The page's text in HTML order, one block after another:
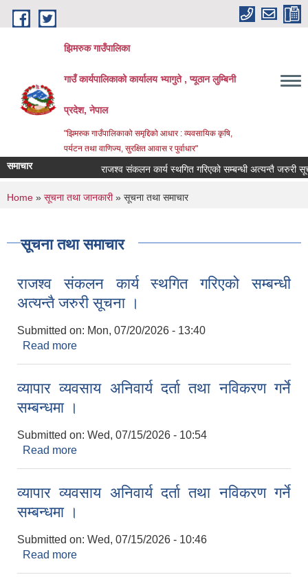
Skip to main content
झिमरुक गाउँपालिका
गाउँ कार्यपालिकाको कार्यालय भ्यागुते , प्यूठान लुम्बिनी
प्रदेश, नेपाल
"झिमरुक गाउँपालिकाको समृद्दिको आधार : व्यवसायिक कृषि,
पर्यटन तथा वाणिज्य, सुरक्षित आवास र पुर्वाधार"
समाचार राजश्व संकलन कार्य स्थगित गरिएको सम्बन्धी अत्यन्तै जरुरी सूचना
You are here
Home » सूचना तथा जानकारी» सूचना तथा समाचार
सूचना तथा समाचार
राजश्व संकलन कार्य स्थगित गरिएको सम्बन्धी
अत्यन्तै जरुरी सूचना ।
Submitted on: Mon, 07/20/2026 - 13:40
Read more
व्यापार व्यवसाय अनिवार्य दर्ता तथा नविकरण गर्ने
सम्बन्धमा ।
Submitted on: Wed, 07/15/2026 - 10:54
Read more
व्यापार व्यवसाय अनिवार्य दर्ता तथा नविकरण गर्ने
सम्बन्धमा ।
Submitted on: Wed, 07/15/2026 - 10:46
Read more